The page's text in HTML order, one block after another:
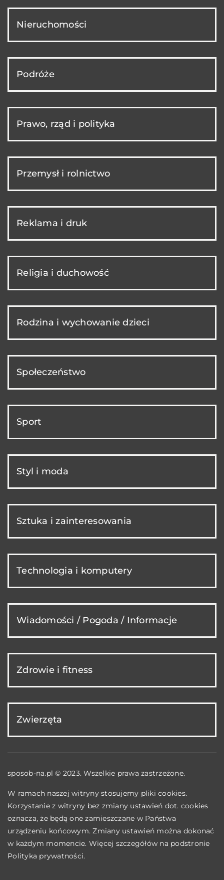
Nieruchomości
Podróże
Prawo, rząd i polityka
Przemysł i rolnictwo
Reklama i druk
Religia i duchowość
Rodzina i wychowanie dzieci
Społeczeństwo
Sport
Styl i moda
Sztuka i zainteresowania
Technologia i komputery
Wiadomości / Pogoda / Informacje
Zdrowie i fitness
Zwierzęta
sposob-na.pl © 2023. Wszelkie prawa zastrzeżone.
W ramach naszej witryny stosujemy pliki cookies.
Korzystanie z witryny bez zmiany ustawień dot. cookies
oznacza, że będą one zamieszczane w Państwa
urządzeniu końcowym. Zmiany ustawień można dokonać
w każdym momencie. Więcej szczegółów na podstronie
Polityka prywatności.